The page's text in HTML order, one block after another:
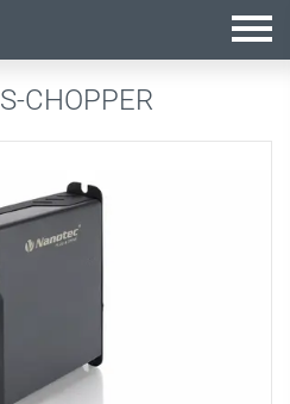
CHOPPER